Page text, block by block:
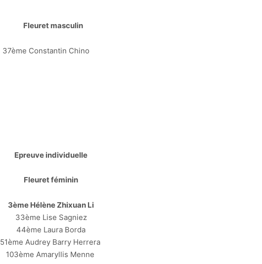
Fleuret masculin
37ème Constantin Chino
Epreuve individuelle
Fleuret féminin
3ème Hélène Zhixuan Li
33ème Lise Sagniez
44ème Laura Borda
51ème Audrey Barry Herrera
103ème Amaryllis Menne